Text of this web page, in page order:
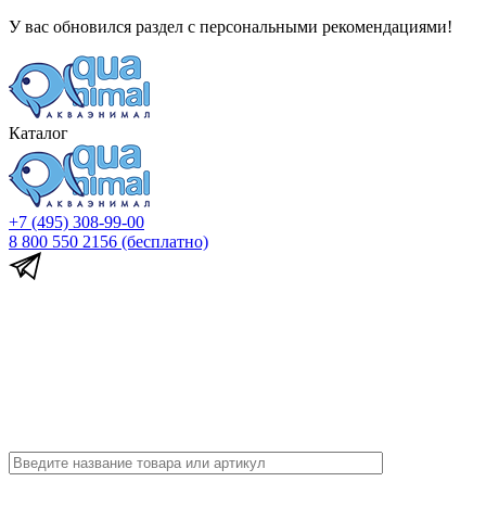
У вас обновился раздел с персональными рекомендациями!
Каталог
+7 (495) 308-99-00
8 800 550 2156 (бесплатно)